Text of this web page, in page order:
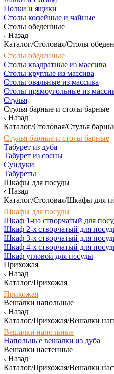
Полки и ящики
Столы кофейные и чайные
Столы обеденные
Назад
Каталог/Столовая/Столы
Столы обеденные
Столы квадратные из массива
Столы круглые из массива
Столы овальные из массива
Столы прямоугольные из
Стулья
Стулья барные и столы барные
Назад
Каталог/Столовая/Стулья
Стулья барные и столы барные
Табурет из дуба
Табурет из сосны
Сундуки
Табуреты
Шкафы для посуды
Назад
Каталог/Столовая/Шкафы для
Шкафы для посуды
Шкаф 1-но створчатый для
Шкаф 2-х створчатый для
Шкаф 3-х створчатый для
Шкаф 4-х створчатый для
Шкаф угловой для посуды
Прихожая
Назад
Каталог/Прихожая
Прихожая
Вешалки напольные
Назад
Каталог/Прихожая/Вешалки
Вешалки напольные
Напольные вешалки из дуба
Вешалки настенные
Назад
Каталог/Прихожая/Вешалки